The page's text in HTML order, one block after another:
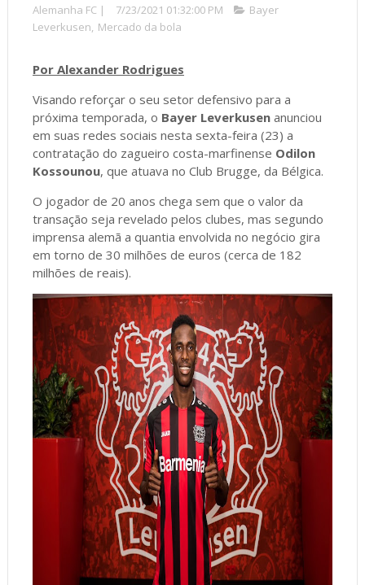
Alemanha FC | 7/23/2021 01:32:00 PM
Bayer
Leverkusen, Mercado da bola
Por Alexander Rodrigues
Visando reforçar o seu setor defensivo para a
próxima temporada, o Bayer Leverkusenanunciou
em suas redes sociais nesta sexta-feira (23) a
contratação do zagueiro costa-marfinense Odilon
Kossounou, que atuava no Club Brugge, da Bélgica.
O jogador de 20 anos chega sem que o valor da
transação seja revelado pelos clubes, mas segundo
imprensa alemã a quantia envolvida no negócio gira
em torno de 30 milhões de euros (cerca de 182
milhões de reais).